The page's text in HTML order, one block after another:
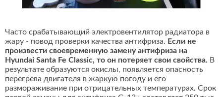
Часто срабатывающий электровентилятор радиатора в
жару - повод проверки качества антифриза. Если не
произвести своевременную замену антифриза на
Hyundai Santa Fe Classic, то он потеряет свои свойства. В
результате образуются окислы, появляется опасность
перегрева двигателя в жаркую погоду и его
размораживание при отрицательных температурах. Срок